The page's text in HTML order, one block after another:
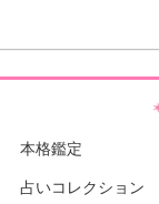
本格鑑定
占いコレクション